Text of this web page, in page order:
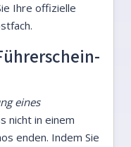
Ihre offizielle
eines
nicht in einem
enden. Indem Sie